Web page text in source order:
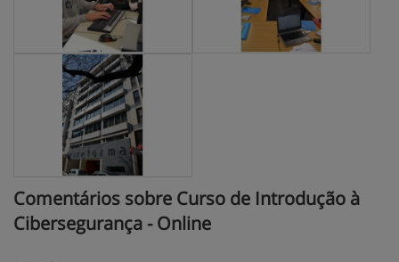
Comentários sobre Curso de Introdução à
Cibersegurança - Online